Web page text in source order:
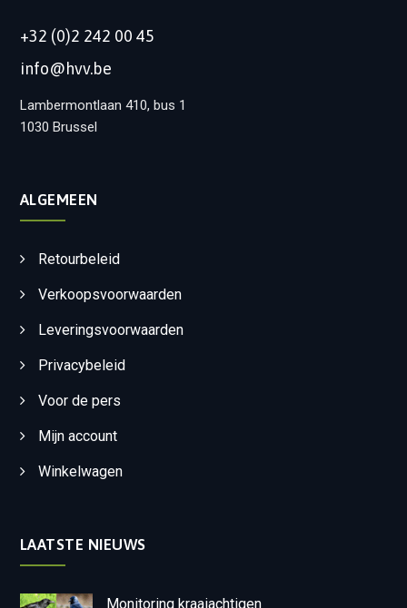
+32 (0)2 242 00 45
info@hvv.be
Lambermontlaan 410, bus 1
1030 Brussel
ALGEMEEN
Retourbeleid
Verkoopsvoorwaarden
Leveringsvoorwaarden
Privacybeleid
Voor de pers
Mijn account
Winkelwagen
LAATSTE NIEUWS
Monitoring kraaiachtigen